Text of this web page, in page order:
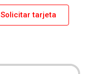
Solicitar tarjeta